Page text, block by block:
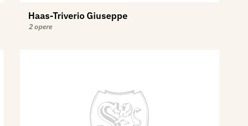
Haas-Triverio Giuseppe
2 opere